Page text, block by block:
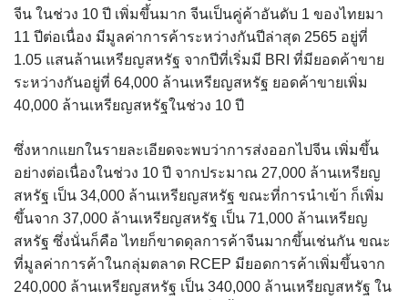
จีน ในช่วง 10 ปี เพิ่มขึ้นมาก จีนเป็นคู่ค้าอันดับ 1 ของไทยมา
11 ปีต่อเนื่อง มีมูลค่าการค้าระหว่างกันปีล่าสุด 2565 อยู่ที่
1.05 แสนล้านเหรียญสหรัฐ จากปีที่เริ่มมี BRI ที่มียอดค้าขาย
ระหว่างกันอยู่ที่ 64,000 ล้านเหรียญสหรัฐ ยอดค้าขายเพิ่ม
40,000 ล้านเหรียญสหรัฐในช่วง 10 ปี
ซึ่งหากแยกในรายละเอียดจะพบว่าการส่งออกไปจีน เพิ่มขึ้น
อย่างต่อเนื่องในช่วง 10 ปี จากประมาณ 27,000 ล้านเหรียญ
สหรัฐ เป็น 34,000 ล้านเหรียญสหรัฐ ขณะที่การนำเข้า ก็เพิ่ม
ขึ้นจาก 37,000 ล้านเหรียญสหรัฐ เป็น 71,000 ล้านเหรียญ
สหรัฐ ซึ่งนั่นก็คือ ไทยก็ขาดดุลการค้าจีนมากขึ้นเช่นกัน ขณะ
ที่มูลค่าการค้าในกลุ่มตลาด RCEP มียอดการค้าเพิ่มขึ้นจาก
240,000 ล้านเหรียญสหรัฐ เป็น 340,000 ล้านเหรียญสหรัฐ ใน